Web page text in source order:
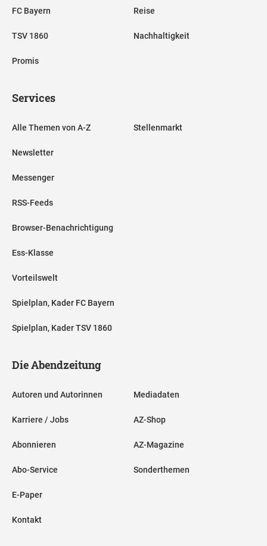
FC Bayern
TSV 1860
Promis
Reise
Nachhaltigkeit
Services
Alle Themen von A-Z
Newsletter
Messenger
RSS-Feeds
Browser-Benachrichtigung
Ess-Klasse
Vorteilswelt
Spielplan, Kader FC Bayern
Spielplan, Kader TSV 1860
Stellenmarkt
Die Abendzeitung
Autoren und Autorinnen
Karriere / Jobs
Abonnieren
Abo-Service
E-Paper
Kontakt
Mediadaten
AZ-Shop
AZ-Magazine
Sonderthemen